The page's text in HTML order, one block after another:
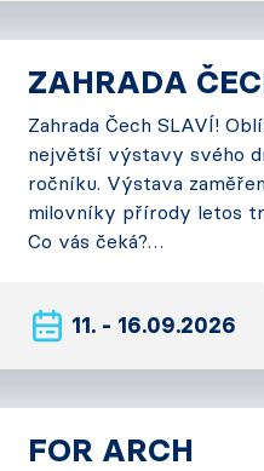
ZAHRADA
Zahrada Čech SLAVÍ!
největší výstavy svého
ročníku. Výstava
milovníky přírody letos
Co vás čeká?…
11. - 16.09.2026
FOR ARCH